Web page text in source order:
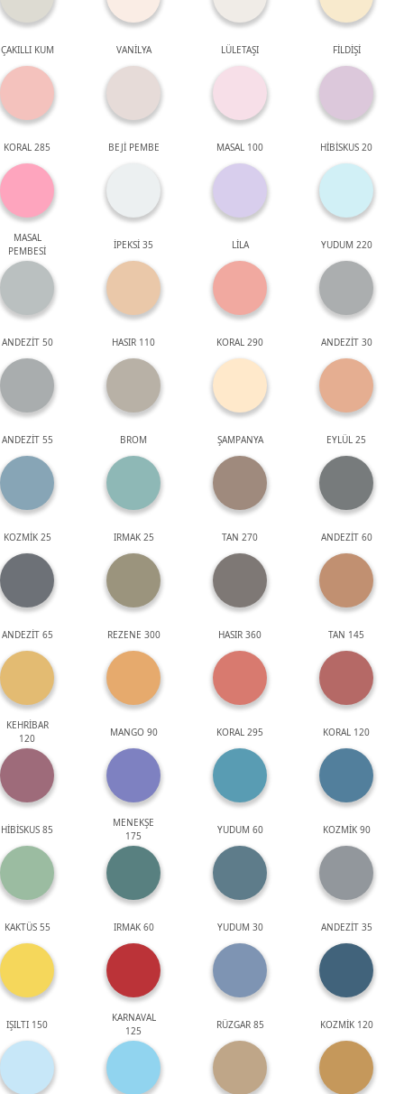
ÇAKILLI KUM VANİLYA LÜLETAŞI FİLDİŞİ
KORAL 285 BEJİ PEMBE MASAL 100 HİBİSKUS 20
MASAL
PEMBESİ
İPEKSİ 35 LİLA YUDUM 220
ANDEZİT 50 HASIR 110 KORAL 290 ANDEZİT 30
ANDEZİT 55 BROM ŞAMPANYA EYLÜL 25
KOZMİK 25 IRMAK 25 TAN 270 ANDEZİT 60
ANDEZİT 65 REZENE 300 HASIR 360 TAN 145
KEHRİBAR
120
MANGO 90 KORAL 295 KORAL 120
HİBİSKUS 85
MENEKŞE
175
YUDUM 60 KOZMİK 90
KAKTÜS 55 IRMAK 60 YUDUM 30 ANDEZİT 35
IŞILTI 150
KARNAVAL
125
RÜZGAR 85 KOZMİK 120